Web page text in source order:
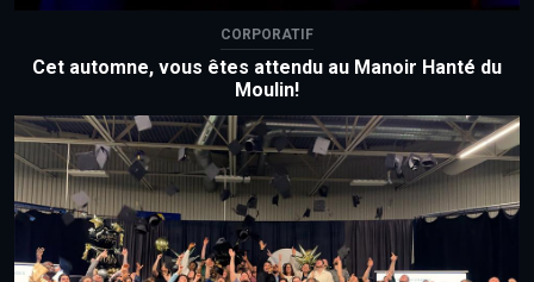
CORPORATIF
Cet automne, vous êtes attendu au Manoir Hanté du
Moulin!